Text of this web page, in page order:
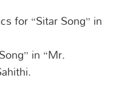
for “Sitar Song” in
in “Mr.